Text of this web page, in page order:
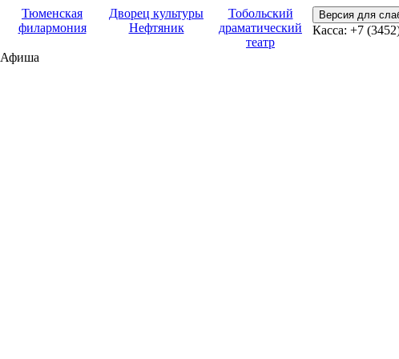
Тюменская
филармония
Дворец культуры
Нефтяник
Тобольский
драматический
театр
Версия для
Касса: +7
Афиша